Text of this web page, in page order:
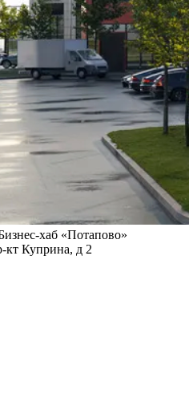
хаб «Потапово»
кт Куприна, д 2